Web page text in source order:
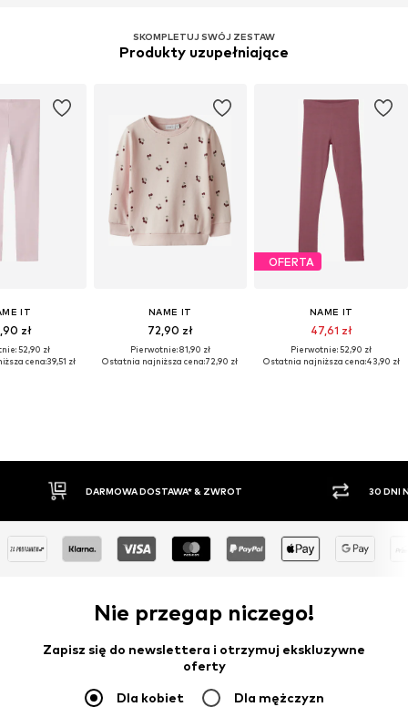
SKOMPLETUJ SWÓJ ZESTAW
Produkty uzupełniające
IT
zł
52,90 zł
cena:39,51 zł
NAME IT
72,90 zł
Pierwotnie: 81,90 zł
Ostatnia najniższa cena:72,90 zł
OFERTA
NAME IT
47,61 zł
Pierwotnie: 52,90 zł
Ostatnia najniższa cena:43,90 zł
30 DNI NA ZWROT TOWARU
Nie przegap niczego!
Zapisz się do newslettera i otrzymuj ekskluzywne
oferty
Dla kobiet Dla mężczyzn